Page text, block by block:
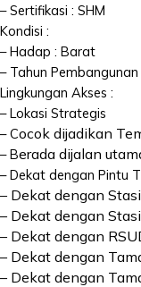
– Sertifikasi : SHM
Kondisi :
– Hadap : Barat
– Tahun
Lingkungan Akses :
– Lokasi Strategis
– Cocok dijadikan
– Berada dijalan
– Dekat dengan Pintu T
– Dekat dengan
– Dekat dengan
– Dekat dengan
– Dekat dengan
– Dekat dengan